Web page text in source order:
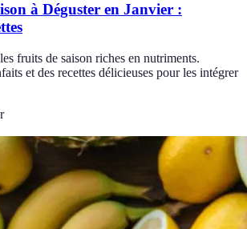
à Déguster en Janvier :
fruits de saison riches en nutriments.
et des recettes délicieuses pour les intégrer